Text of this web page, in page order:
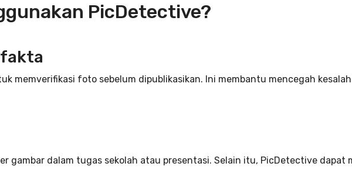
PicDetective?
memverifikasi foto sebelum dipublikasikan. Ini membantu mencegah
gambar dalam tugas sekolah atau presentasi. Selain itu, PicDetective dapat